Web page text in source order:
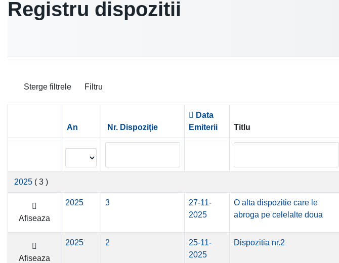
Registru dispozitii
Sterge filtrele Filtru
An Nr. Dispoziție
Data
Emiterii
Titlu
2025 ( 3 )
Afiseaza
2025 3
27-11-
2025
O alta dispozitie care le
abroga pe celelalte doua
Afiseaza
2025 2
25-11-
2025
Dispozitia nr.2